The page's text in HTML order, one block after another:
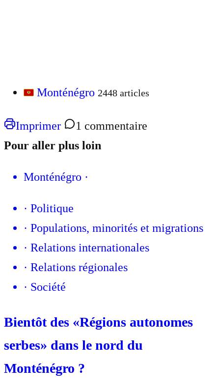
Monténégro 2448 articles
Imprimer
1 commentaire
Pour aller plus loin
Monténégro ·
· Politique
· Populations, minorités et migrations
· Relations internationales
· Relations régionales
· Société
Bientôt des «Régions autonomes
serbes» dans le nord du
Monténégro ?